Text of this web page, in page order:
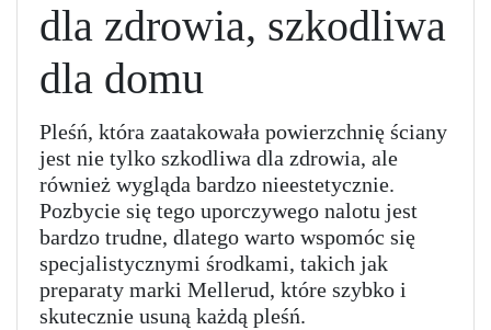
dla zdrowia, szkodliwa
dla domu
Pleśń, która zaatakowała powierzchnię ściany
jest nie tylko szkodliwa dla zdrowia, ale
również wygląda bardzo nieestetycznie.
Pozbycie się tego uporczywego nalotu jest
bardzo trudne, dlatego warto wspomóc się
specjalistycznymi środkami, takich jak
preparaty marki Mellerud, które szybko i
skutecznie usuną każdą pleśń.